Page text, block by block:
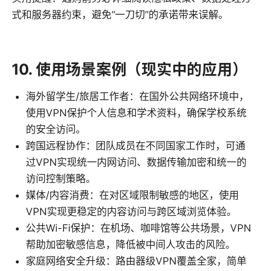
式和服务器约束，避免“一刀切”的承诺带来误解。
10. 使用场景案例（现实中的应用）
海外留学生/旅居工作者：在国外公共网络环境中，
使用VPN保护个人信息和学术资料，确保学校系统
的安全访问。
跨国远程协作：团队成员在不同国家工作时，可通
过VPN实现统一内网访问、数据传输加密和统一的
访问控制策略。
媒体/内容消费：在对区域限制敏感的地区，使用
VPN实现更稳定的内容访问与跨区域浏览体验。
公共Wi-Fi保护：在机场、咖啡馆等公共场景，VPN
帮助加密敏感信息，降低被中间人攻击的风险。
家庭网络安全升级：路由器级VPN覆盖全家，简单